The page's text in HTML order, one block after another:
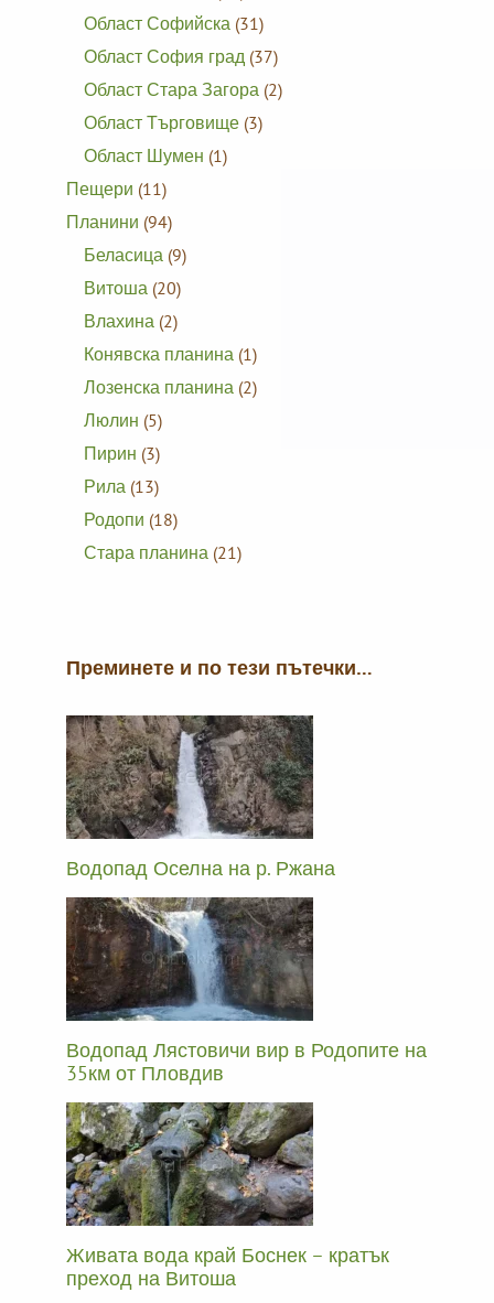
Област Софийска (31)
Област София град (37)
Област Стара Загора (2)
Област Търговище (3)
Област Шумен (1)
Пещери (11)
Планини (94)
Беласица (9)
Витоша (20)
Влахина (2)
Конявска планина (1)
Лозенска планина (2)
Люлин (5)
Пирин (3)
Рила (13)
Родопи (18)
Стара планина (21)
Преминете и по тези пътечки…
Водопад Оселна на р. Ржана
Водопад Лястовичи вир в Родопите на
35км от Пловдив
Живата вода край Боснек – кратък
преход на Витоша